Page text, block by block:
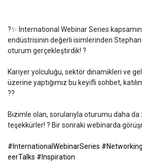
?✨ International Webinar Series
endüstrisinin değerli isimlerinden
oturum gerçekleştirdik! ?
Kariyer yolculuğu, sektör dinamikleri ve
üzerine yaptığımız bu keyifli sohbet,
??
Bizimle olan, sorularıyla oturumu daha
teşekkürler! ? Bir sonraki webinarda
#InternationalWebinarSeries #Networking
eerTalks #Inspiration